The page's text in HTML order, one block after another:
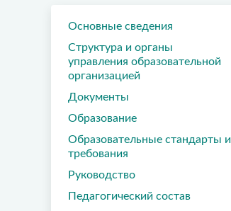
Основные сведения
Структура и органы
управления образовательной
организацией
Документы
Образование
Образовательные стандарты и
требования
Руководство
Педагогический состав